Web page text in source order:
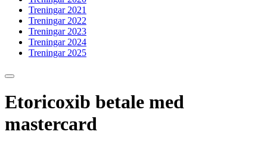
Treningar 2021
Treningar 2022
Treningar 2023
Treningar 2024
Treningar 2025
Etoricoxib betale med
mastercard